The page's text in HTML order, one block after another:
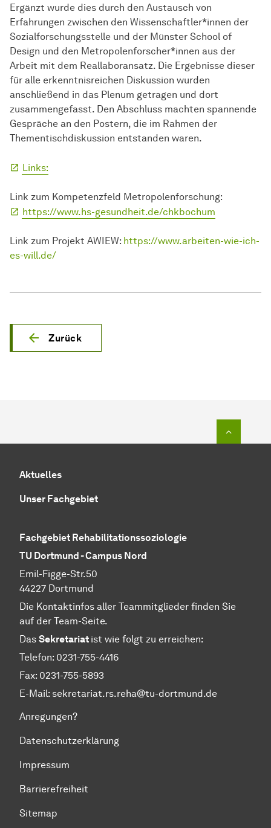
Ergänzt wurde dies durch den Austausch von
Erfahrungen zwischen den Wissenschaftler*innen der
Sozialforschungsstelle und der Münster School of
Design und den Metropolenforscher*innen aus der
Arbeit mit dem Reallaboransatz. Die Ergebnisse dieser
für alle erkenntnisreichen Diskussion wurden
anschließend in das Plenum getragen und dort
zusammengefasst. Den Abschluss machten spannende
Gespräche an den Postern, die im Rahmen der
Thementischdiskussion entstanden waren.
Links:
Link zum Kompetenzfeld Metropolenforschung:
https://www.hs-gesundheit.de/chkbochum
Link zum Projekt AWIEW: https://www.arbeiten-wie-ich-
es-will.de/
Zurück
Aktuelles
Unser Fachgebiet
Fachgebiet Rehabilitationssoziologie
TU Dortmund - Campus Nord
Emil-Figge-Str.50
44227 Dortmund
Die Kontaktinfos aller Teammitglieder finden Sie
auf der Team-Seite.
Das Sekretariat ist wie folgt zu erreichen:
Telefon: 0231-755-4416
Fax: 0231-755-5893
E-Mail: sekretariat.rs.reha@tu-dortmund.de
Anregungen?
Datenschutzerklärung
Impressum
Barrierefreiheit
Sitemap